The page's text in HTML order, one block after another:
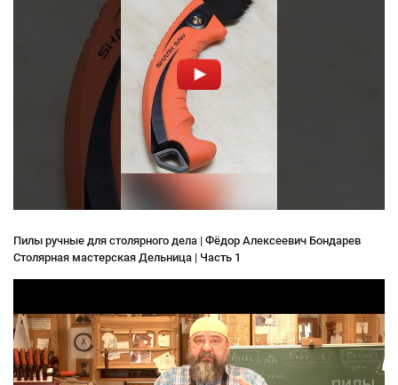
Пилы ручные для столярного дела | Фёдор Алексеевич Бондарев
Столярная мастерская Дельница | Часть 1